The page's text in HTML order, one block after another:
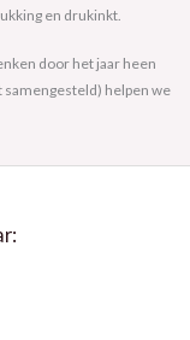
en drukinkt.
door het jaar heen
samengesteld) helpen we